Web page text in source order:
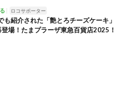
ロコサポーター
も紹介された「艶とろチーズケーキ」
場！たまプラーザ東急百貨店2025！